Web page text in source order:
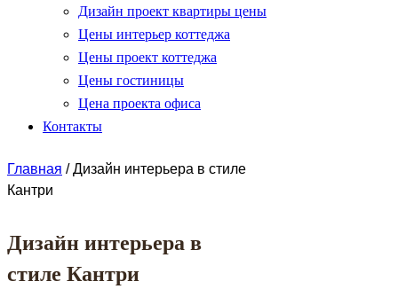
Дизайн проект квартиры цены
Цены интерьер коттеджа
Цены проект коттеджа
Цены гостиницы
Цена проекта офиса
Контакты
Главная /Дизайн интерьера в стиле
Кантри
Дизайн интерьера в
стиле Кантри